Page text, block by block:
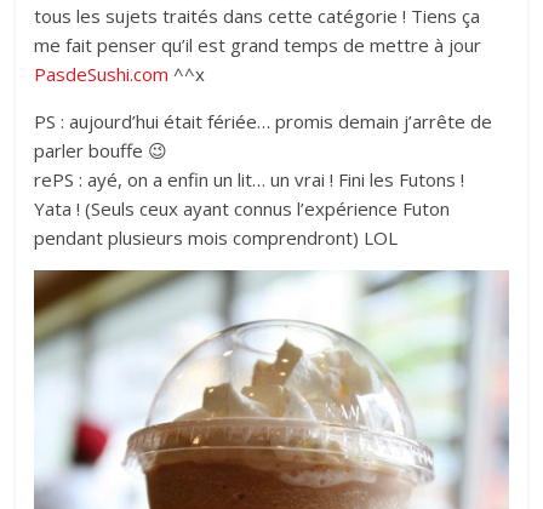
tous les sujets traités dans cette catégorie ! Tiens ça
me fait penser qu’il est grand temps de mettre à jour
PasdeSushi.com ^^x
PS : aujourd’hui était fériée… promis demain j’arrête de
parler bouffe 😉
rePS : ayé, on a enfin un lit… un vrai ! Fini les Futons !
Yata ! (Seuls ceux ayant connus l’expérience Futon
pendant plusieurs mois comprendront) LOL